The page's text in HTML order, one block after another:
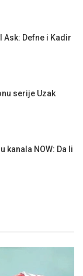
Defne i Kadir
serije Uzak
kanala NOW: Da li